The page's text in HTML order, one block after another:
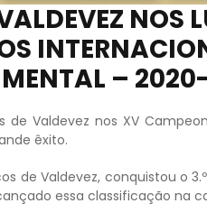
NOS
–
Valdevez nos XV
êxito.
de Valdevez, conquistou o
essa classificação na